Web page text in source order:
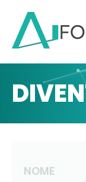
NOME